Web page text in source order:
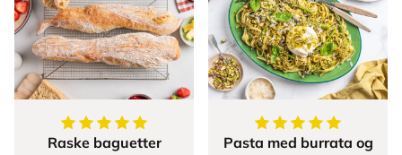
5av5stjerner
Raske baguetter
5av5stjerner
Pasta med burrata og